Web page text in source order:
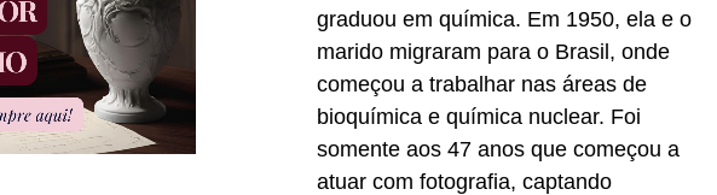
graduou em química. Em 1950, ela e o
marido migraram para o Brasil, onde
começou a trabalhar nas áreas de
bioquímica e química nuclear. Foi
somente aos 47 anos que começou a
atuar com fotografia, captando